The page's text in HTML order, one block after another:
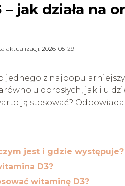
jak działa na
aktualizacji: 2026-05-29
jednego z
u dorosłych, jak i u
ją stosować?
jest i gdzie występuje?
D3?
witaminę D3?